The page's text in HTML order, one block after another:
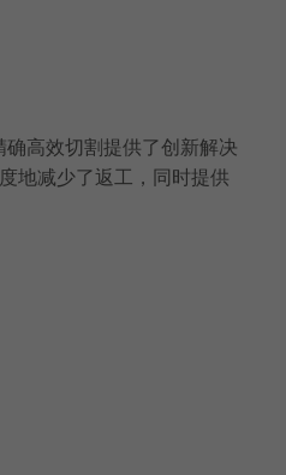
确高效切割提供了创新解决
地减少了返工，同时提供